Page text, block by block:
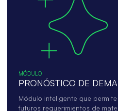
MÓDULO
PRONÓSTICO DE
Módulo inteligente que
futuros requerimientos de